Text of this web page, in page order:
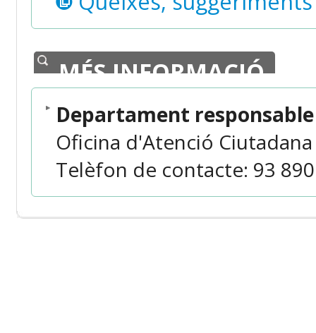
MÉS INFORMACIÓ
Departament
Oficina d'Atenció Ciutadana
Telèfon de contacte: 93